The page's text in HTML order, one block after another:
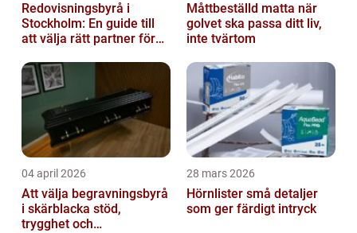
Redovisningsbyrå i
Stockholm: En guide till
att välja rätt partner för
Måttbeställd matta när
golvet ska passa ditt liv,
inte tvärtom
04 april 2026
Att välja begravningsbyrå
i skärblacka stöd,
trygghet och
28 mars 2026
Hörnlister små detaljer
som ger färdigt intryck